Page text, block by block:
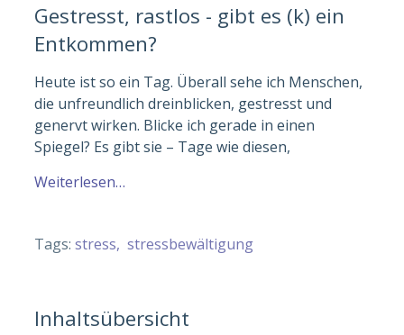
Gestresst, rastlos - gibt es (k) ein
Entkommen?
Heute ist so ein Tag. Überall sehe ich Menschen,
die unfreundlich dreinblicken, gestresst und
genervt wirken. Blicke ich gerade in einen
Spiegel? Es gibt sie – Tage wie diesen,
Weiterlesen…
Tags:stress stressbewältigung
Inhaltsübersicht